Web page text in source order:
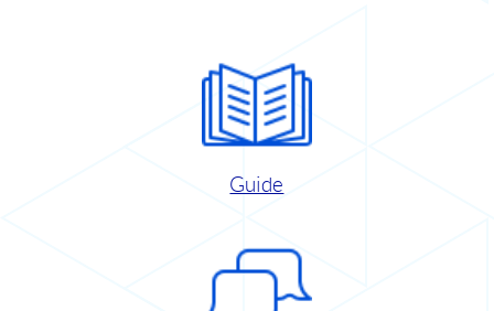
Guide